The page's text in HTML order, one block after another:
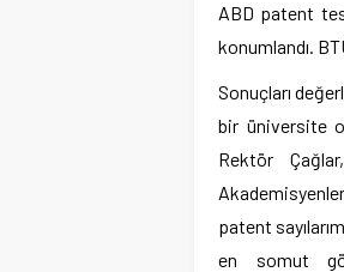
ABD patent
konumlandı.
Sonuçları
bir üniversite
Rektör
patent
en somut